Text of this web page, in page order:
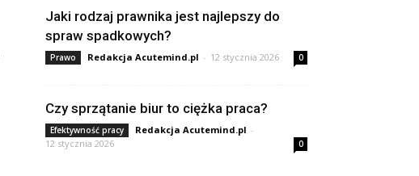
Jaki rodzaj prawnika jest najlepszy do
spraw spadkowych?
Prawo Redakcja Acutemind.pl - 12 stycznia 2026 0
Czy sprzątanie biur to ciężka praca?
Efektywność pracy Redakcja Acutemind.pl -
12 stycznia 2026
0